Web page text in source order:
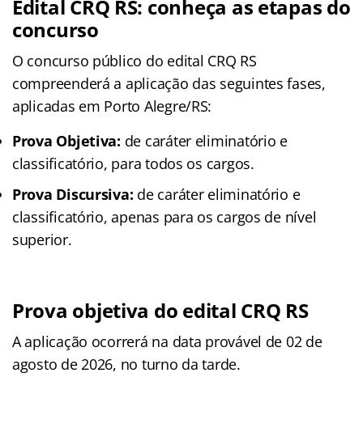
Edital CRQ RS: conheça as etapas do
concurso
O concurso público do edital CRQ RS
compreenderá a aplicação das seguintes fases,
aplicadas em Porto Alegre/RS:
Prova Objetiva: de caráter eliminatório e
classificatório, para todos os cargos.
Prova Discursiva: de caráter eliminatório e
classificatório, apenas para os cargos de nível
superior.
Prova objetiva do edital CRQ RS
A aplicação ocorrerá na data provável de 02 de
agosto de 2026, no turno da tarde.